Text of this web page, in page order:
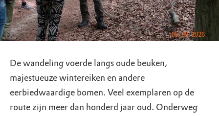
De wandeling voerde langs oude beuken,
majestueuze wintereiken en andere
eerbiedwaardige bomen. Veel exemplaren op de
route zijn meer dan honderd jaar oud. Onderweg